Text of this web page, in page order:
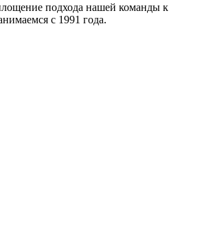
подхода нашей команды к
с 1991 года.